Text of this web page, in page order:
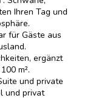
Ihren Tag und
für Gäste aus
ergänzt
m².
und private
und privat